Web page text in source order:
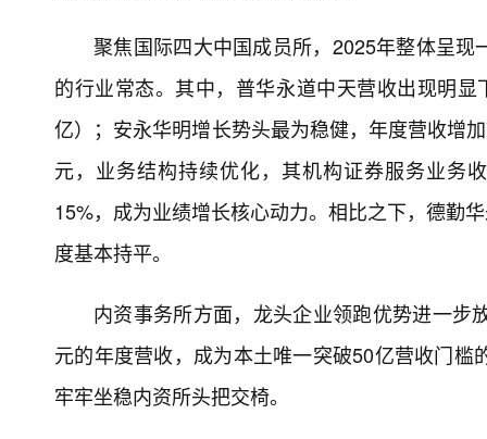
聚焦国际四大中国成员所，2025年整体呈
的行业常态。其中，普华永道中天营收出现明
亿）；安永华明增长势头最为稳健，年度营收增
元，业务结构持续优化，其机构证券服务业务
15%，成为业绩增长核心动力。相比之下，德勤
度基本持平。
内资事务所方面，龙头企业领跑优势进一步
元的年度营收，成为本土唯一突破50亿营收门
牢牢坐稳内资所头把交椅。